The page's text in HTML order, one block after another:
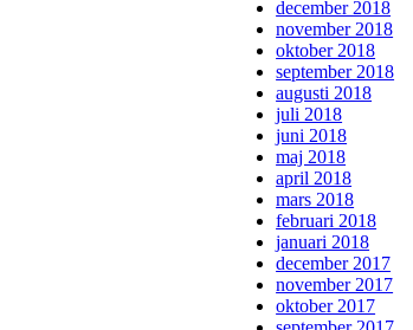
december 2018
november 2018
oktober 2018
september 2018
augusti 2018
juli 2018
juni 2018
maj 2018
april 2018
mars 2018
februari 2018
januari 2018
december 2017
november 2017
oktober 2017